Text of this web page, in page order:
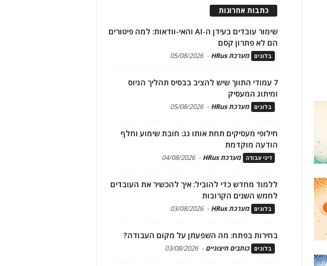
כתבות אחרונות
שימור עובדים בעידן ה-AI והאי-וודאות: למה פיטורים
הם לא פתרון קסם
בלוגים מערכת HRus -
05/08/2026
7 עמודי התווך שיש להציב בבסיס תהליך הגיוס
ומיתוג המעסיק
בלוגים מערכת HRus -
05/08/2026
חילופי מעסיקים תחת אותו גג: חובת שימוע וחלף
הודעה מוקדמת
דיני עבודה מערכת HRus -
04/08/2026
ללמוד מחדש כדי להוביל: איך להכשיר את העובדים
לחמש השנים הקרובות
בלוגים מערכת HRus -
03/08/2026
בחירות בפתח: מה השפעתן על מקום העבודה?
בלוגים כותבים חיצוניים -
03/08/2026